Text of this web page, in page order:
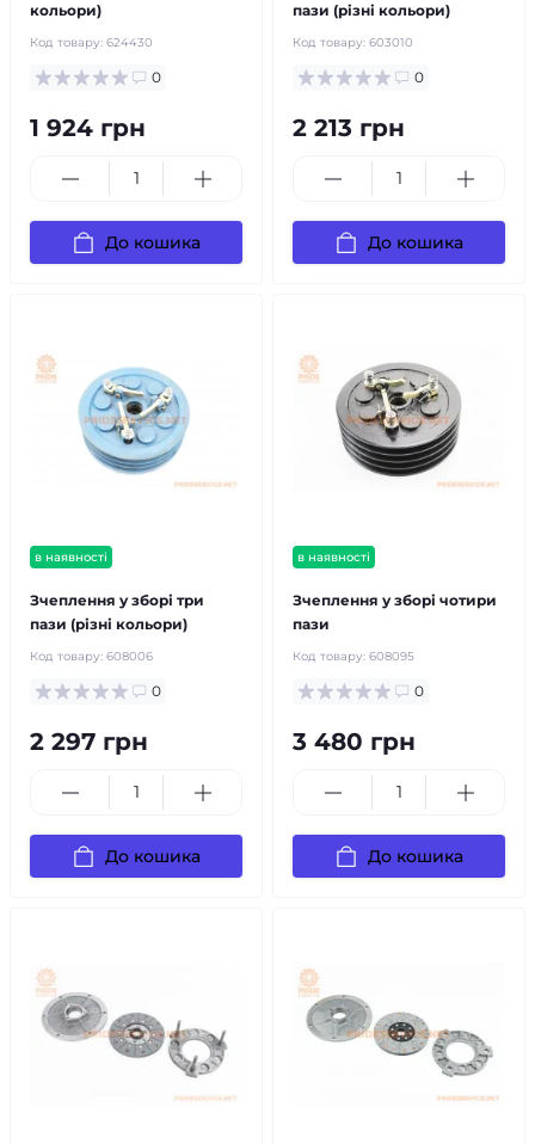
кольори)
Код товару: 624430
0
1 924 грн
До кошика
пази (різні кольори)
Код товару: 603010
0
2 213 грн
До кошика
в наявності
Зчеплення у зборі три
пази (різні кольори)
Код товару: 608006
0
2 297 грн
До кошика
в наявності
Зчеплення у зборі чотири
пази
Код товару: 608095
0
3 480 грн
До кошика